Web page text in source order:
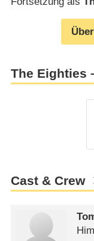
The Eighties
Cast & Crew